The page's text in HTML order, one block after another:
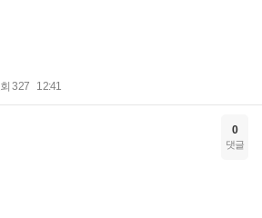
327 12:41
0
댓글